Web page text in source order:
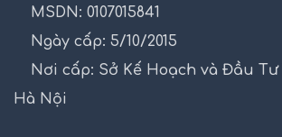
MSDN: 0107015841
Ngày cấp: 5/10/2015
Nơi cấp: Sở Kế Hoạch và Đầu
Hà Nội